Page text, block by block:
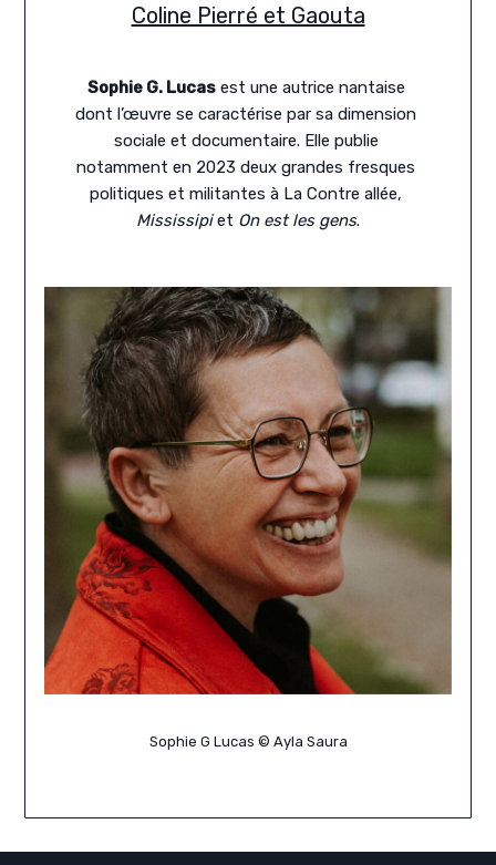
Coline Pierré et Gaouta
Sophie G. Lucas est une autrice nantaise
dont l’œuvre se caractérise par sa dimension
sociale et documentaire. Elle publie
notamment en 2023 deux grandes fresques
Mississipi et On est les gens.
Sophie G Lucas © Ayla Saura